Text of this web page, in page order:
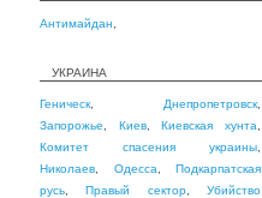
Антимайдан
УКРАИНА
Геническ Днепропетровск
Запорожье
Киев,Киевская хунта
Комитет спасения украины
Николаев
Одесса
Подкарпатская
русь ,Правый сектор,Убийство